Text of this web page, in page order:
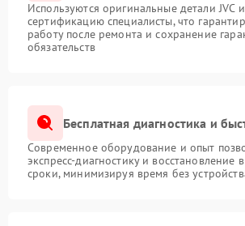
Используются оригинальные детали JVC
сертификацию специалисты, что
работу после ремонта и сохранение
обязательств
Бесплатная диагностика и
Современное оборудование и опыт
экспресс-диагностику и восстановление
сроки, минимизируя время без